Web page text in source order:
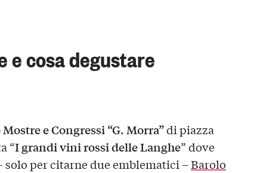
e cosa degustare
e Congressi “G. Morra”di piazza
“I grandi vini rossi delle Langhe” dove
solo per citarne due emblematici –Barolo